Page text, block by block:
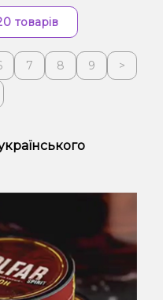
товарів
7 8 9
>